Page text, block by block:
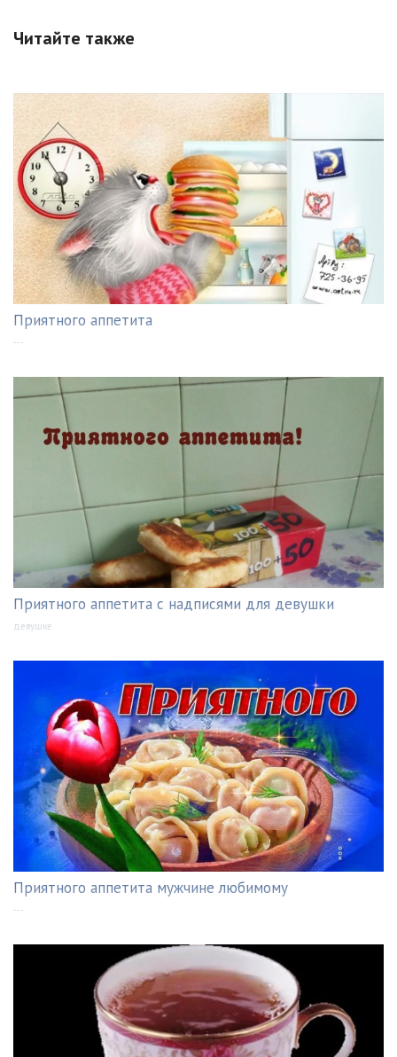
Читайте также
Приятного аппетита
---
Приятного аппетита с надписями для девушки
девушке
Приятного аппетита мужчине любимому
---